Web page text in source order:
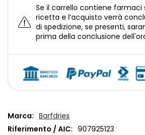
Marca: Barfdries
Riferimento / AIC: 907925123
Se il carrello contiene farmaci
ricetta e l’acquisto verrà
di spedizione, se presenti,
prima della conclusione